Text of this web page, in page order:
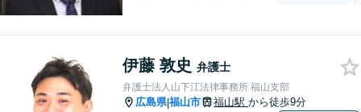
伊藤 敦史 弁護士
弁護士法人山下江法律事務所 福山支部
広島県|福山市 福山駅 から徒歩9分